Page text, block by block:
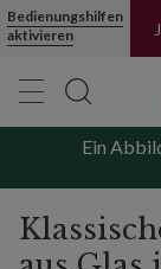
Bedienungshilfen
aktivieren
Ein